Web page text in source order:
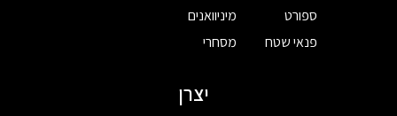
ספורט
פנאי שטח
מיניוואנים
מסחרי
יצרן